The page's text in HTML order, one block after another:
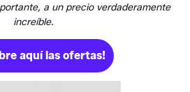
a un precio verdaderamente
increíble.
aquí las ofertas!